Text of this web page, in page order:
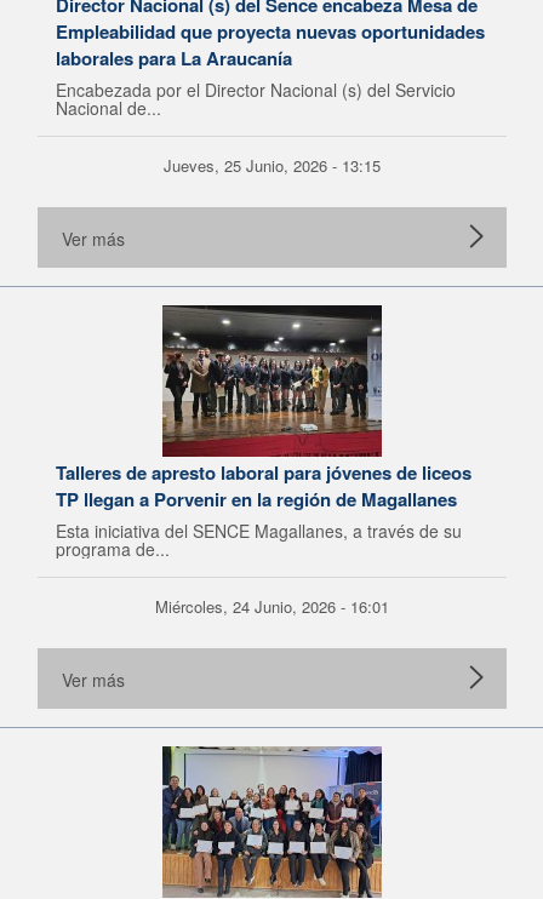
Empleabilidad que proyecta nuevas oportunidades
laborales para La Araucanía
Encabezada por el Director Nacional (s) del Servicio
Nacional de...
Jueves, 25 Junio, 2026 - 13:15
Ver más
Talleres de apresto laboral para jóvenes de liceos
TP llegan a Porvenir en la región de Magallanes
Esta iniciativa del SENCE Magallanes, a través de su
programa de...
Miércoles, 24 Junio, 2026 - 16:01
Ver más